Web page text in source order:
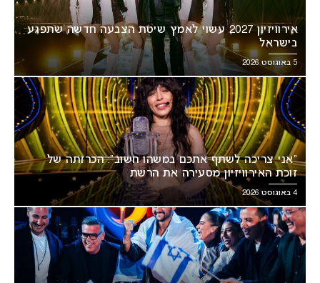
אירוויזיון 2027 עשוי לאמץ שיטת הצבעה חדשה שתפגע
בישראל
5 באוגוסט 2026
“אני צריכה לשתף אתכם במשהו חשוב”: הכרזתה של
זוכת האירוויזיון מסעירה את הרשת
4 באוגוסט 2026